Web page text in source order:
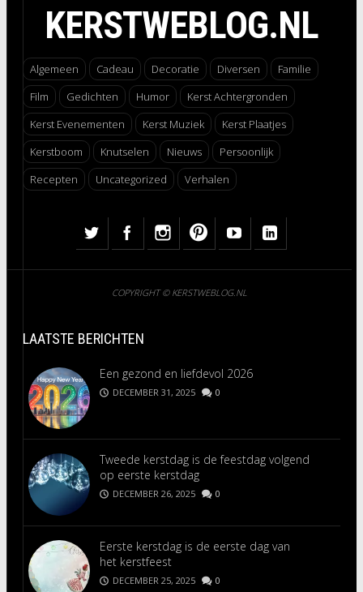
KERSTWEBLOG.NL
Algemeen Cadeau Decoratie Diversen
Familie
Film
Gedichten Humor
Kerst Achtergronden
Kerst Evenementen
Kerst Muziek
Kerst Plaatjes
Kerstboom
Knutselen Nieuws
Persoonlijk
Recepten
Uncategorized Verhalen
COPYRIGHT © KERSTWEBLOG.NL
LAATSTE BERICHTEN
Een gezond en liefdevol 2026
DECEMBER 31, 2025 0
Tweede kerstdag is de feestdag volgend
op eerste kerstdag
DECEMBER 26, 2025 0
Eerste kerstdag is de eerste dag van
het kerstfeest
DECEMBER 25, 2025 0